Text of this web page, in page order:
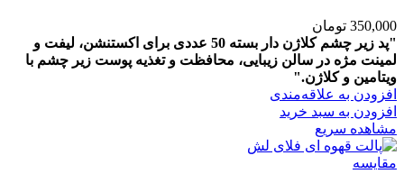
350,000 تومان
"پد زیر چشم کلاژن دار بسته 50 عددی برای اکستنشن، لیفت و
لمینت مژه در سالن زیبایی، محافظت و تغذیه پوست زیر چشم با
ویتامین و کلاژن."
افزودن به علاقه‌مندی
افزودن به سبد خرید
مشاهده سریع
مقایسه